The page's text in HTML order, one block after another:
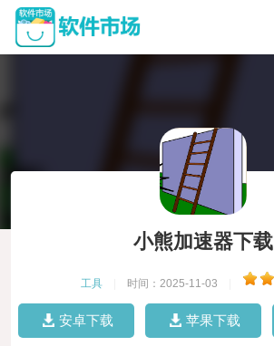
小熊加速器下载
工具 时间：2025-11-03
安卓下载 苹果下载